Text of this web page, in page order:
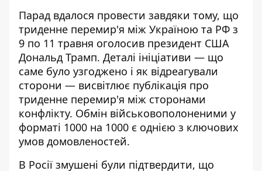
Парад вдалося провести завдяки тому, що
триденне перемир'я між Україною та РФ з
9 по 11 травня оголосив президент США
Дональд Трамп. Деталі ініціативи — що
саме було узгоджено і як відреагували
сторони — висвітлює публікація про
триденне перемир'я між сторонами
конфлікту. Обмін військовополоненими у
форматі 1000 на 1000 є однією з ключових
умов домовленостей.
В Росії змушені були підтвердити, що